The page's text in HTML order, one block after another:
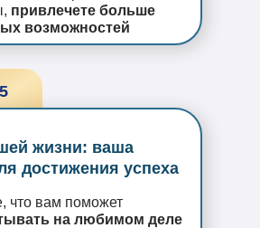
привлечете больше
возможностей
жизни: ваша
достижения успеха
что вам поможет
на любимом деле